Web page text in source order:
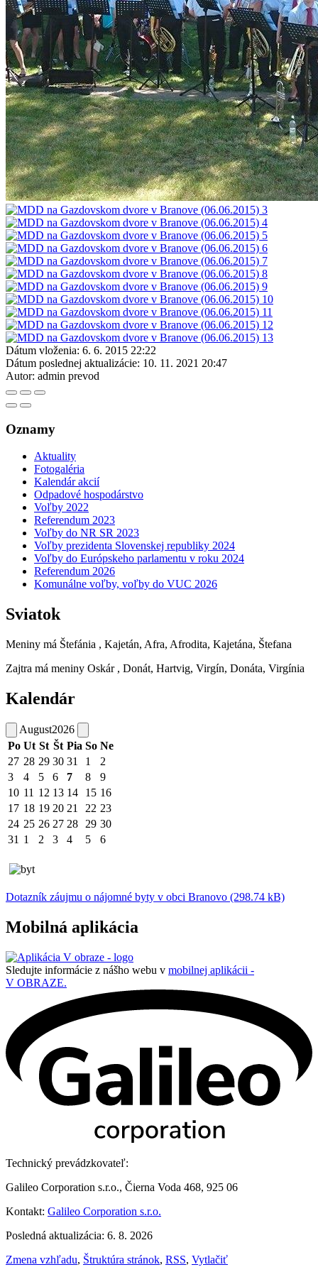
Dátum vloženia: 6. 6. 2015 22:22
Dátum poslednej aktualizácie: 10. 11. 2021 20:47
Autor: admin prevod
Oznamy
Aktuality
Fotogaléria
Kalendár akcií
Odpadové hospodárstvo
Voľby 2022
Referendum 2023
Voľby do NR SR 2023
Voľby prezidenta Slovenskej republiky 2024
Voľby do Európskeho parlamentu v roku 2024
Referendum 2026
Komunálne voľby, voľby do VUC 2026
Sviatok
Meniny má Štefánia , Kajetán, Afra, Afrodita, Kajetána, Štefana
Zajtra má meniny Oskár , Donát, Hartvig, Virgín, Donáta, Virgínia
Kalendár
August2026
Po Ut St Št Pia So Ne
27 28 29 30 31 1
2
3
4 5 6 7 8
9
10 11 12 13 14 15 16
17 18 19 20 21 22 23
24 25 26 27 28 29 30
31 1 2 3 4 5 6
Dotazník záujmu o nájomné byty v obci Branovo (298.74 kB)
Mobilná aplikácia
Sledujte informácie z nášho webu v mobilnej aplikácii -
V OBRAZE.
Technický prevádzkovateľ:
Galileo Corporation s.r.o., Čierna Voda 468, 925 06
Kontakt: Galileo Corporation s.r.o.
Posledná aktualizácia: 6. 8. 2026
Zmena vzhľadu, Štruktúra stránok, RSS, Vytlačiť